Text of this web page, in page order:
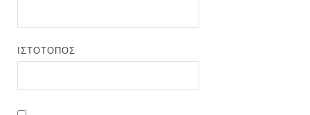
ΙΣΤΌΤΟΠΟΣ